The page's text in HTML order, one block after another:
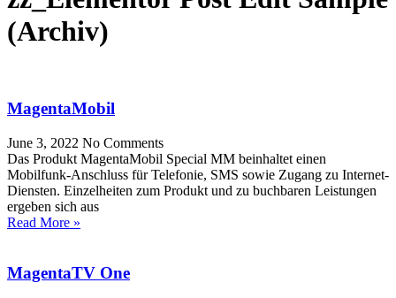
(Archiv)
MagentaMobil
June 3, 2022 No Comments
Das Produkt MagentaMobil Special MM beinhaltet einen
Mobilfunk-Anschluss für Telefonie, SMS sowie Zugang zu Internet-
Diensten. Einzelheiten zum Produkt und zu buchbaren Leistungen
ergeben sich aus
Read More »
MagentaTV One